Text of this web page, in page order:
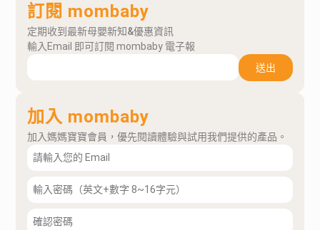
訂閱 mombaby
定期收到最新母嬰新知&優惠資訊
輸入Email 即可訂閱 mombaby 電子報
送出
加入 mombaby
加入媽媽寶寶會員，優先閱讀體驗與試用我們提供的產品。